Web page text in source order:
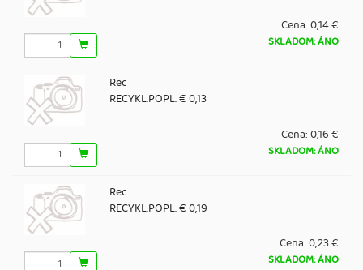
Cena:0,14 €
SKLADOM: ÁNO
Rec
RECYKL.POPL. € 0,13
Cena:0,16 €
SKLADOM: ÁNO
Rec
RECYKL.POPL. € 0,19
Cena:0,23 €
SKLADOM: ÁNO